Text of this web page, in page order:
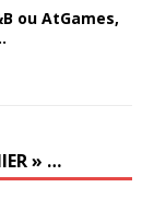
ou AtGames,
» …